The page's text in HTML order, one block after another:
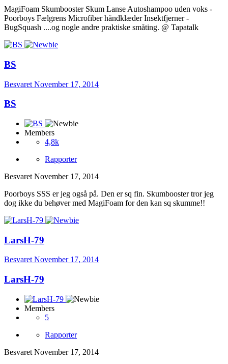
MagiFoam Skumbooster Skum Lanse Autoshampoo uden voks -
Poorboys Fælgrens Microfiber håndklæder Insektfjerner -
BugSquash ....og nogle andre praktiske småting. @ Tapatalk
BS
Besvaret November 17, 2014
BS
Members
4,8k
Rapporter
Besvaret November 17, 2014
Poorboys SSS er jeg også på. Den er sq fin. Skumbooster tror jeg
dog ikke du behøver med MagiFoam for den kan sq skumme!!
LarsH-79
BesvaretNovember 17, 2014
LarsH-79
Members
5
Rapporter
Besvaret November 17, 2014